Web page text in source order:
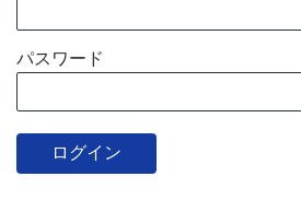
パスワード